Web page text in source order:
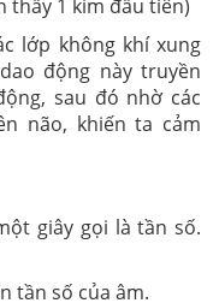
thấy 1 kim đầu tiên)
lớp không khí xung
động này truyền
sau đó nhờ các
não, khiến ta cảm
giây gọi là tần số.
tần số của âm.